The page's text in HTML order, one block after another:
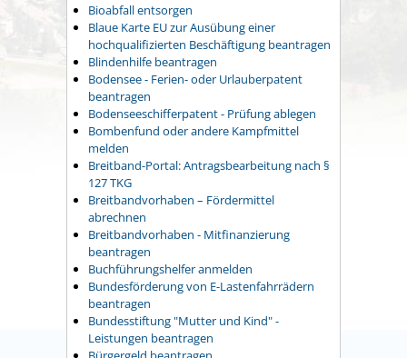
Bioabfall entsorgen
Blaue Karte EU zur Ausübung einer
hochqualifizierten Beschäftigung beantragen
Blindenhilfe beantragen
Bodensee - Ferien- oder Urlauberpatent
beantragen
Bodenseeschifferpatent - Prüfung ablegen
Bombenfund oder andere Kampfmittel
melden
Breitband-Portal: Antragsbearbeitung nach §
127 TKG
Breitbandvorhaben – Fördermittel
abrechnen
Breitbandvorhaben - Mitfinanzierung
beantragen
Buchführungshelfer anmelden
Bundesförderung von E-Lastenfahrrädern
beantragen
Bundesstiftung "Mutter und Kind" -
Leistungen beantragen